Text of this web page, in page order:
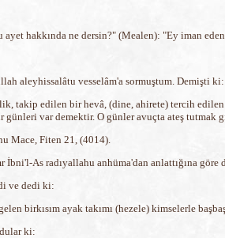
hakkında ne dersin?" (Mealen): "Ey iman
aleyhissalâtu vesselâm'a sormuştum. Demişti ki:
takip edilen bir hevâ, (dine, ahirete) tercih
günleri var demektir. O günler avuçta ateş
Mace, Fiten 21, (4014).
As radıyallahu anhüma'dan anlattığına göre
ve dedi ki:
birkısım ayak takımı (hezele) kimselerle
ki: